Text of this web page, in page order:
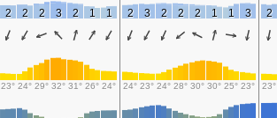
2 2 2 3 2 1 1 2 3 2 2 2 1 1 3 2
23° 24° 29° 32° 31° 26° 24° 24° 23° 24° 28° 30° 30° 25° 23° 23°